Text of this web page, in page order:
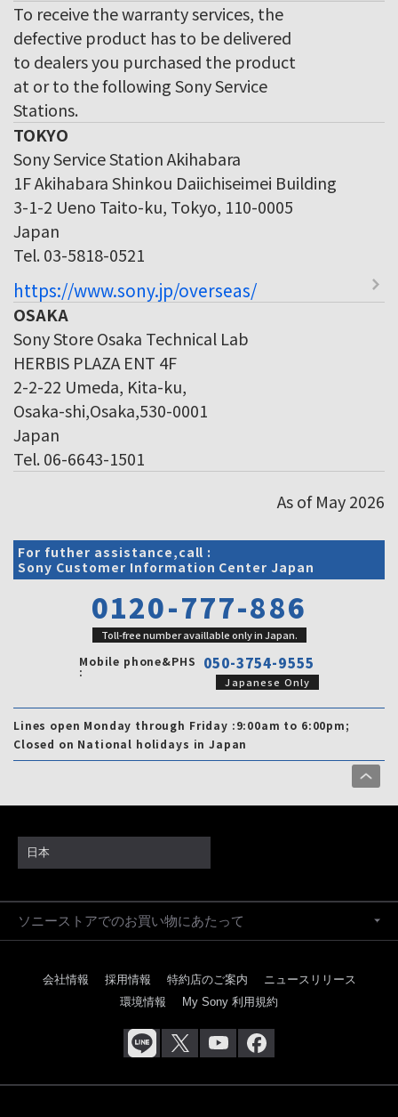
To receive the warranty services, the
defective product has to be delivered
to dealers you purchased the product
at or to the following Sony Service
Stations.
TOKYO
Sony Service Station Akihabara
1F Akihabara Shinkou Daiichiseimei Building
3-1-2 Ueno Taito-ku, Tokyo, 110-0005
Japan
Tel. 03-5818-0521
https://www.sony.jp/overseas/
OSAKA
Sony Store Osaka Technical Lab
HERBIS PLAZA ENT 4F
2-2-22 Umeda, Kita-ku,
Osaka-shi,Osaka,530-0001
Japan
Tel. 06-6643-1501
As of May 2026
For futher assistance,call :
Sony Customer Information Center Japan
0120-777-886
Toll-free number availlable only in Japan.
Mobile phone&PHS
: 050-3754-9555
Japanese Only
Lines open Monday through Friday :9:00am to 6:00pm;
Closed on National holidays in Japan
日本
ソニーストアでのお買い物にあたって
会社情報 採用情報 特約店のご案内
ニュースリリース
環境情報
My Sony 利用規約